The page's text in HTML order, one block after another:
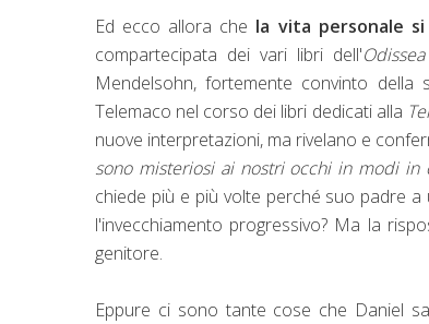
Ed ecco allora che la vita personale
compartecipata dei vari libri dell'Odissea
Mendelsohn, fortemente convinto
Telemaco nel corso dei libri dedicati alla
nuove interpretazioni, ma rivelano e
sono misteriosi ai nostri occhi in modi
chiede più e più volte perché suo padre
l'invecchiamento progressivo? Ma la
genitore.
Eppure ci sono tante cose che Daniel